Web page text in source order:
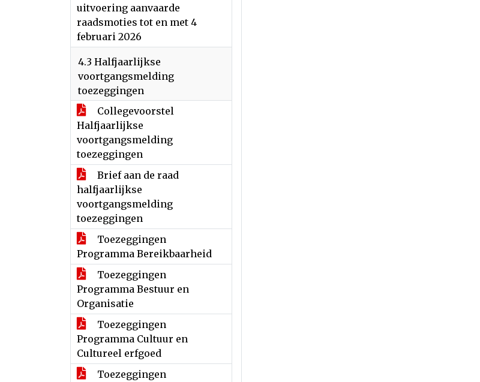
uitvoering aanvaarde
raadsmoties tot en met 4
februari 2026
4.3 Halfjaarlijkse
voortgangsmelding
toezeggingen
Collegevoorstel
Halfjaarlijkse
voortgangsmelding
toezeggingen
Brief aan de raad
halfjaarlijkse
voortgangsmelding
toezeggingen
Toezeggingen
Programma Bereikbaarheid
Toezeggingen
Programma Bestuur en
Organisatie
Toezeggingen
Programma Cultuur en
Cultureel erfgoed
Toezeggingen